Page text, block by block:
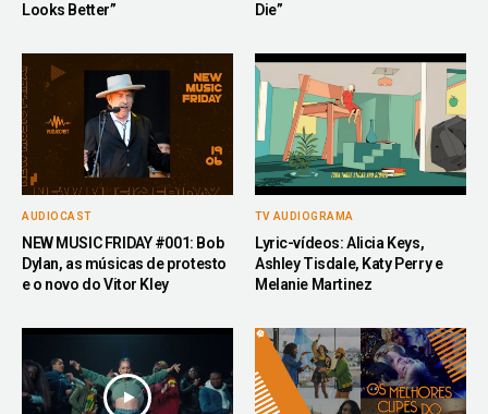
Looks Better”
Die”
AUDIOCAST
NEW MUSIC FRIDAY #001: Bob
Dylan, as músicas de protesto
e o novo do Vitor Kley
TV AUDIOGRAMA
Lyric-vídeos: Alicia Keys,
Ashley Tisdale, Katy Perry e
Melanie Martinez